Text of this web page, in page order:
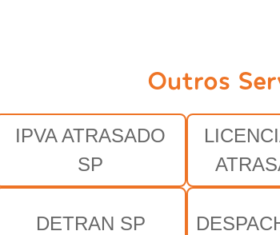
Outros
IPVA ATRASADO
SP
DETRAN SP